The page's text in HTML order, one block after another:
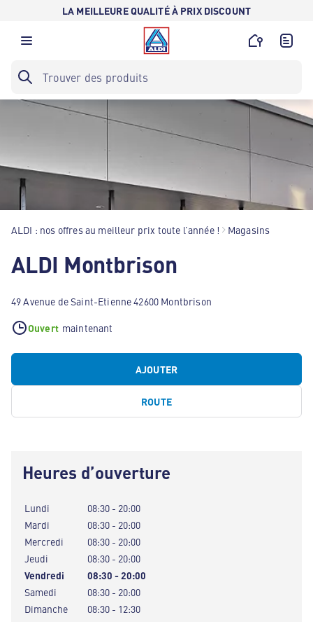
LA MEILLEURE QUALITÉ À PRIX DISCOUNT
ALDI : nos offres au meilleur prix toute l’année ! Magasins
ALDI Montbrison
49 Avenue de Saint-Etienne 42600 Montbrison
Ouvert maintenant
AJOUTER
ROUTE
Heures d’ouverture
Lundi
08:30 - 20:00
Mardi
08:30 - 20:00
Mercredi
08:30 - 20:00
Jeudi
08:30 - 20:00
Vendredi
08:30 - 20:00
Samedi
08:30 - 20:00
Dimanche
08:30 - 12:30